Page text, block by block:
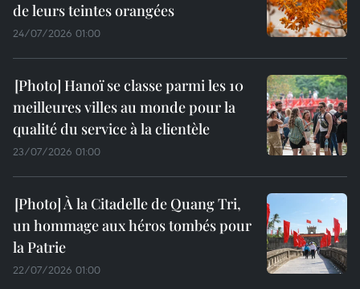
de leurs teintes orangées
24/07/2026 01:00
Hanoï se classe parmi les 10
meilleures villes au monde pour la
qualité du service à la clientèle
23/07/2026 01:00
À la Citadelle de Quang Tri,
un hommage aux héros tombés pour
la Patrie
22/07/2026 01:00